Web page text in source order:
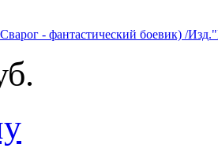
- фантастический боевик) /